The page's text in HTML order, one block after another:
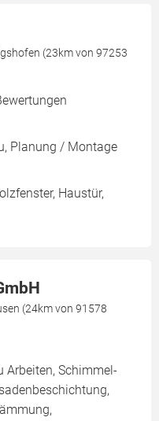
(23km von 97253
Planung / Montage
Haustür,
(24km von 91578
Arbeiten, Schimmel-